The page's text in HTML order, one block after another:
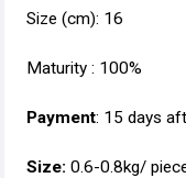
Size (cm): 16
Maturity : 100%
Payment: 15 days
Size: 0.6-0.8kg/